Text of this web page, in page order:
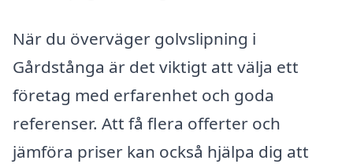
När du överväger golvslipning i
Gårdstånga är det viktigt att välja ett
företag med erfarenhet och goda
referenser. Att få flera offerter och
jämföra priser kan också hjälpa dig att